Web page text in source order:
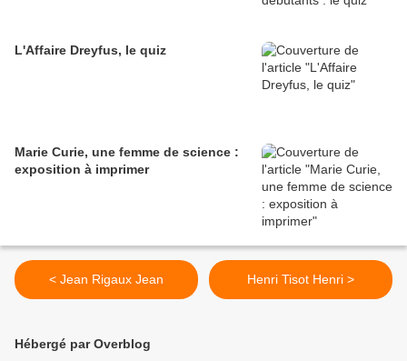
L'Affaire Dreyfus, le quiz
Marie Curie, une femme de science :
exposition à imprimer
< Jean Rigaux Jean Henri Tisot Henri >
Hébergé par Overblog